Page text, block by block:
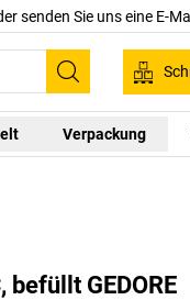
senden Sie uns eine E-
Suchen
Verpackung
GEDORE